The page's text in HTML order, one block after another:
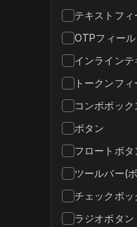
テキストフィ
OTPフィール
インライン
トークンフィ
コンボボック
ボタン
フロートボタ
ツールバー(
チェックボッ
ラジオボタン